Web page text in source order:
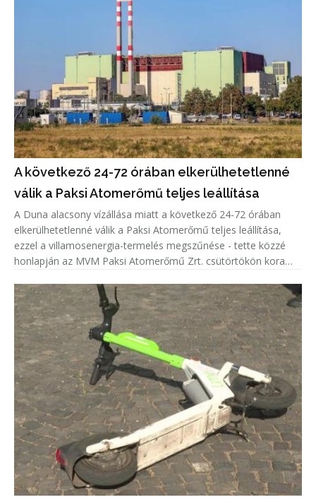
A következő 24-72 órában elkerülhetetlenné
válik a Paksi Atomerőmű teljes leállítása
A Duna alacsony vízállása miatt a következő 24-72 órában
elkerülhetetlenné válik a Paksi Atomerőmű teljes leállítása,
ezzel a villamosenergia-termelés megszűnése - tette közzé
honlapján az MVM Paksi Atomerőmű Zrt. csütörtökön kora